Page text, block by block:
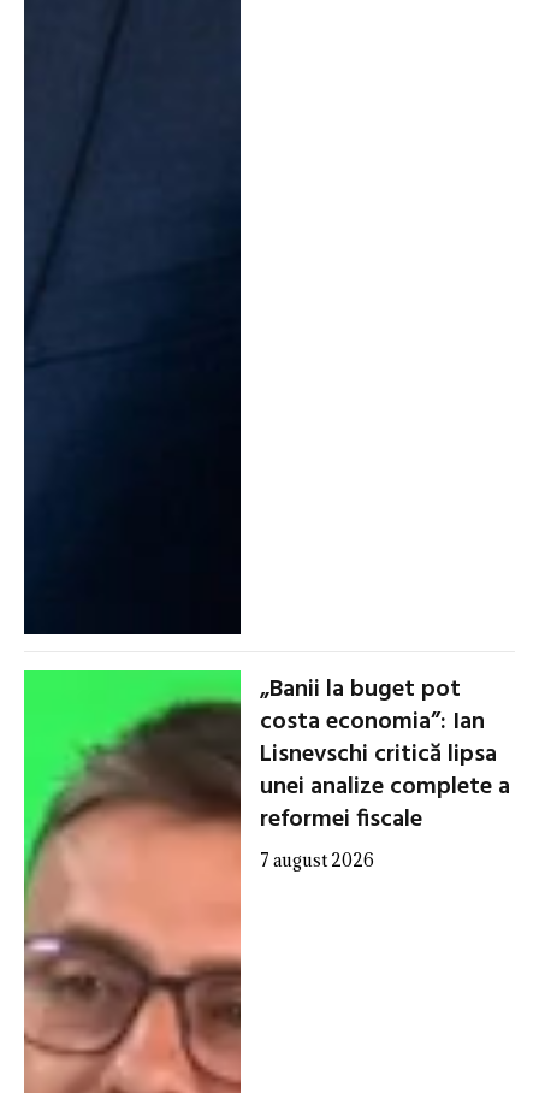
„Banii la buget pot
costa economia”: Ian
Lisnevschi critică lipsa
unei analize complete a
reformei fiscale
7 august 2026